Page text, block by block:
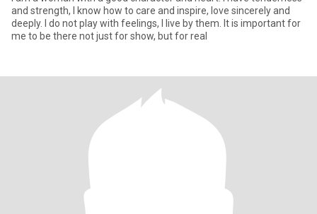
and strength, I know how to care and inspire, love sincerely and
deeply. I do not play with feelings, I live by them. It is important for
me to be there not just for show, but for real